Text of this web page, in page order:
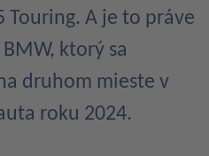
Touring. A je to práve
ktorý sa
druhom mieste v
roku 2024.